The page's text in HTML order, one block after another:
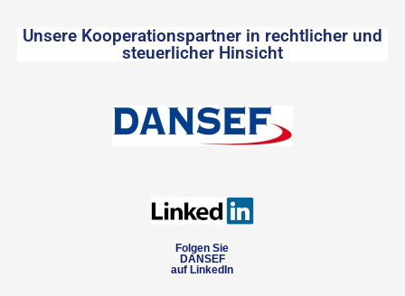
Unsere Kooperationspartner in rechtlicher und
steuerlicher Hinsicht
Folgen Sie
DANSEF
auf LinkedIn